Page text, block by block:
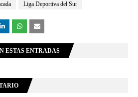
Liga Deportiva del Sur
ESTAS ENTRADAS